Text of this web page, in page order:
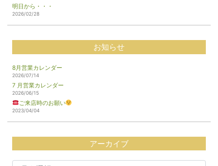
明日から・・・
2026/02/28
お知らせ
8月営業カレンダー
2026/07/14
7 月営業カレンダー
2026/06/15
ご来店時のお願い
2023/04/04
アーカイブ